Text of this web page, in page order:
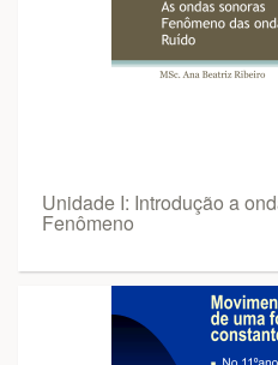
Unidade I: Introdução a
Fenômeno